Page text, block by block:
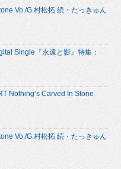
Vo./G.村松拓 続・たっきゅん
Single『永遠と影』特集：
Nothing’s Carved In Stone
Vo./G.村松拓 続・たっきゅん